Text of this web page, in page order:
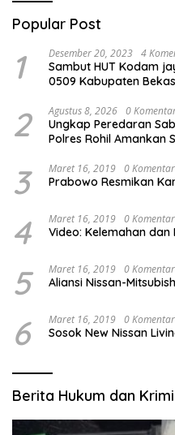
Popular Post
1 Desember 20, 2023 4
Sambut HUT Kodam
0509 Kabupaten
2 Agustus 8, 2026 0
Ungkap Peredaran
Polres Rohil Amankan
3 Maret 16, 2019 0 Komentar
Prabowo Resmikan
4 Maret 16, 2019 0 Komentar
Video: Kelemahan dan
5 Maret 16, 2019 0 Komentar
Aliansi Nissan-
6 Maret 16, 2019 0 Komentar
Sosok New Nissan
Berita Hukum dan